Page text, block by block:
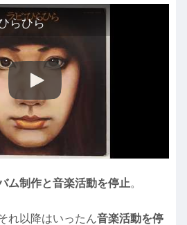
らひら
ム制作と音楽活動を停止。
れ以降はいったん音楽活動を停